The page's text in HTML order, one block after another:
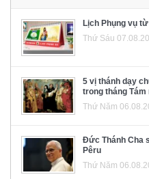
Lịch Phụng vụ
Thứ Sáu
5 vị thánh dạy
trong tháng Tám
Thứ Năm
Đức Thánh Cha
Pêru
Thứ Năm